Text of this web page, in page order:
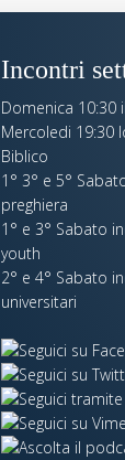
Incontri
Domenica 10:30
Mercoledi 19:30
Biblico
1° 3° e 5°
preghiera
1° e 3° Sabato
youth
2° e 4° Sabato
universitari